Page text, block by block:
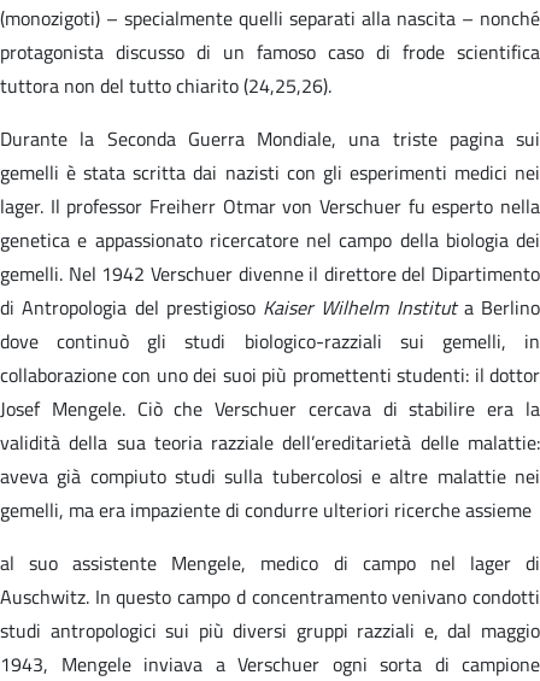
(monozigoti) – specialmente quelli separati alla nascita – nonché
protagonista discusso di un famoso caso di frode scientifica
tuttora non del tutto chiarito (24,25,26).
Durante la Seconda Guerra Mondiale, una triste pagina sui
gemelli è stata scritta dai nazisti con gli esperimenti medici nei
lager. Il professor Freiherr Otmar von Verschuer fu esperto nella
genetica e appassionato ricercatore nel campo della biologia dei
gemelli. Nel 1942 Verschuer divenne il direttore del Dipartimento
di Antropologia del prestigioso Kaiser Wilhelm Instituta Berlino
dove continuò gli studi biologico-razziali sui gemelli, in
collaborazione con uno dei suoi più promettenti studenti: il dottor
Josef Mengele. Ciò che Verschuer cercava di stabilire era la
validità della sua teoria razziale dell’ereditarietà delle malattie:
aveva già compiuto studi sulla tubercolosi e altre malattie nei
gemelli, ma era impaziente di condurre ulteriori ricerche assieme
al suo assistente Mengele, medico di campo nel lager di
Auschwitz. In questo campo d concentramento venivano condotti
studi antropologici sui più diversi gruppi razziali e, dal maggio
1943, Mengele inviava a Verschuer ogni sorta di campione